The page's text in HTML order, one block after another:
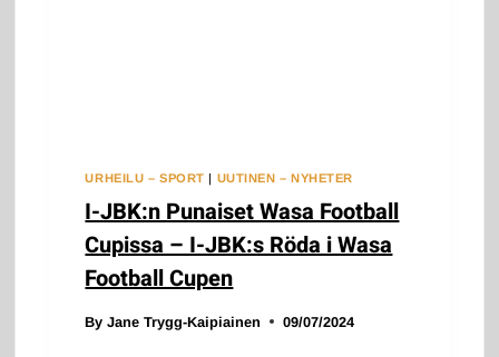
URHEILU – SPORT UUTINEN – NYHETER
I-JBK:n Punaiset Wasa Football
Cupissa – I-JBK:s Röda i Wasa
Football Cupen
By Jane Trygg-Kaipiainen 09/07/2024